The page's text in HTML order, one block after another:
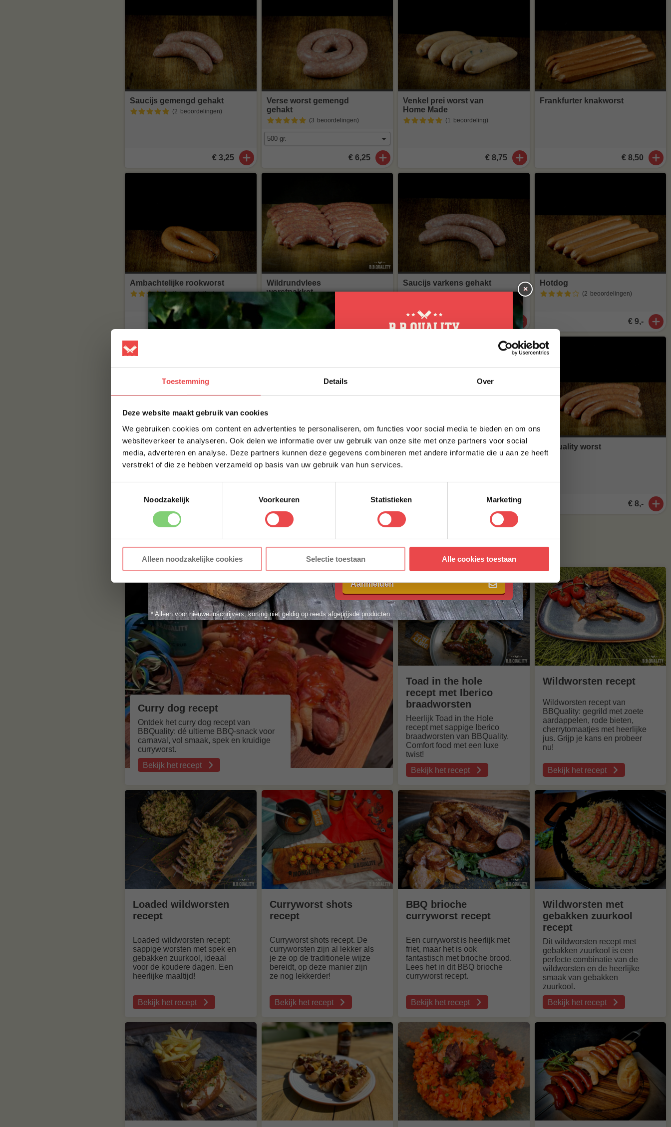
Toestemming Details Over
Deze website maakt gebruik van cookies
We gebruiken cookies om content en advertenties te personaliseren, om functies voor social media te bieden en om ons
websiteverkeer te analyseren. Ook delen we informatie over uw gebruik van onze site met onze partners voor social
media, adverteren en analyse. Deze partners kunnen deze gegevens combineren met andere informatie die u aan ze heeft
verstrekt of die ze hebben verzameld op basis van uw gebruik van hun services.
Noodzakelijk
Voorkeuren Statistieken Marketing
Alleen noodzakelijke cookies Selectie toestaan Alle cookies toestaan
Saucijs gemengd gehakt
(2 beoordelingen)
€ 3,25
Verse worst gemengd
gehakt
(3 beoordelingen)
€ 6,25
Venkel prei worst van
Home Made
(1 beoordeling)
€ 8,75
Frankfurter knakworst
€ 8,50
Ambachtelijke rookworst
(1 beoordeling)
€ 4,50
Wildrundvlees
worstpakket
(3 beoordelingen
Saucijs varkens gehakt Hotdog
(2 beoordelingen)
€ 9,-
Verse worst varkens
gehakt
(1 beoordeling
Vegetarische braadworst
UITVERKOCHT
Runderbraadworst
€ 5,50
BBQuality worst
€ 8,-
Bekijk onze recepten
Curry dog recept
Ontdek het curry dog recept van
BBQuality: dé ultieme BBQ-snack voor
carnaval, vol smaak, spek en kruidige
curryworst.
Bekijk het recept
over
recept
Toad in the hole
recept met Iberico
braadworsten
Heerlijk Toad in the Hole
recept met sappige Iberico
braadworsten van BBQuality.
Comfort food met een luxe
twist!
Bekijk het recept
over
in
recept
met
Iberico
braadworsten
Wildworsten recept
Wildworsten recept van
BBQuality: gegrild met zoete
aardappelen, rode bieten,
cherrytomaatjes met heerlijke
jus. Grijp je kans en probeer
nu!
Bekijk het recept
over
recept
Loaded wildworsten
recept
Loaded wildworsten recept:
sappige worsten met spek en
gebakken zuurkool, ideaal
voor de koudere dagen. Een
heerlijke maaltijd!
Bekijk het recept
over
wildworsten
Curryworst shots
recept
Curryworst shots recept. De
curryworsten zijn al lekker als
je ze op de traditionele wijze
bereidt, op deze manier zijn
ze nog lekkerder!
Bekijk het recept
over
shots
recept
BBQ brioche
curryworst recept
Een curryworst is heerlijk met
friet, maar het is ook
fantastisch met brioche brood.
Lees het in dit BBQ brioche
curryworst recept.
Bekijk het recept
over
brioche
curryworst recept
Wildworsten met
gebakken zuurkool
recept
Dit wildworsten recept met
gebakken zuurkool is een
perfecte combinatie van de
wildworsten en de heerlijke
smaak van gebakken
zuurkool.
Bekijk het recept
over
met
×
10% korting op je
eerste bestelling*
VOORNAAM*
E-MAILADRES*
voorwaarden.
Aanmelden
* Alleen voor nieuwe inschrijvers, korting niet geldig op reeds afgeprijsde producten.